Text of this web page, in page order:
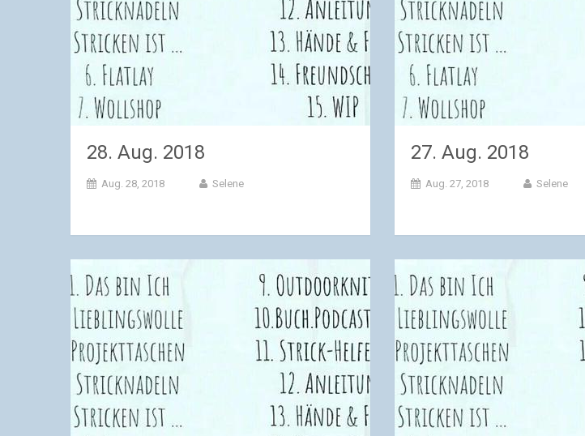
28. Aug. 2018
Aug. 28, 2018 Selene
27. Aug. 2018
Aug. 27, 2018 Selene